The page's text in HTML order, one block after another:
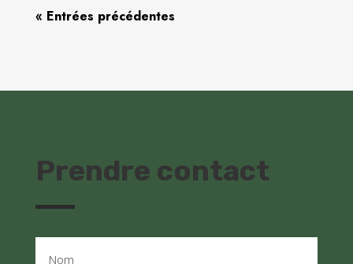
« Entrées précédentes
Prendre contact